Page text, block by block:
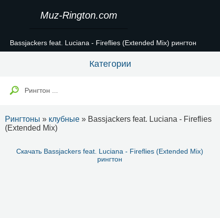
Muz-Rington.com
Bassjackers feat. Luciana - Fireflies (Extended Mix) рингтон
Категории
Рингтоны » клубные » Bassjackers feat. Luciana - Fireflies
(Extended Mix)
Скачать Bassjackers feat. Luciana - Fireflies (Extended Mix)
рингтон